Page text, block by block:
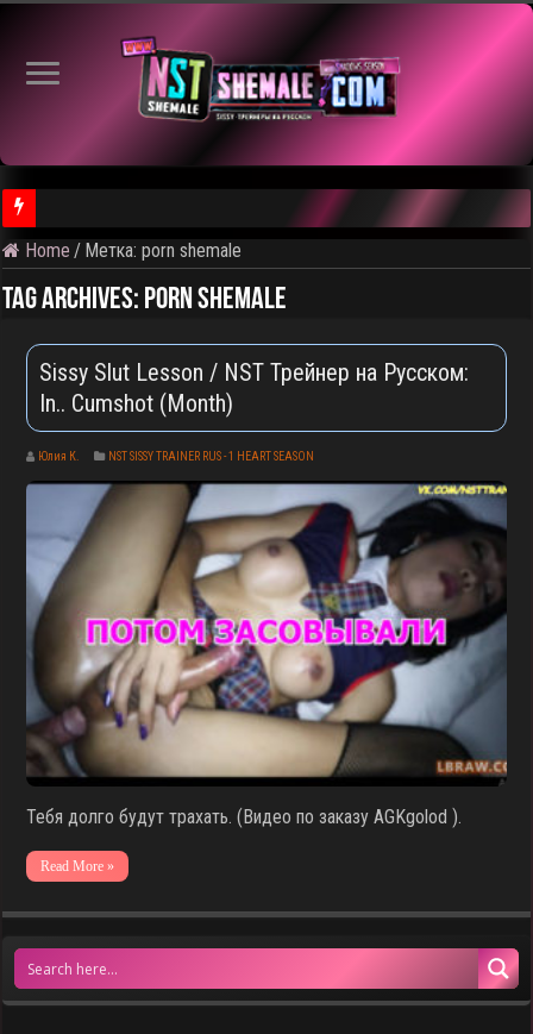
⚠️ Результаты голосования и тема следующего откртытого
Home / Метка:porn shemale
Tag Archives: porn shemale
Sissy Slut Lesson / NST Трейнер на Русском:
In.. Cumshot (Month)
Юлия К. NST SISSY TRAINER RUS - 1 HEART SEASON
Тебя долго будут трахать. (Видео по заказу AGKgolod ).
Read More »